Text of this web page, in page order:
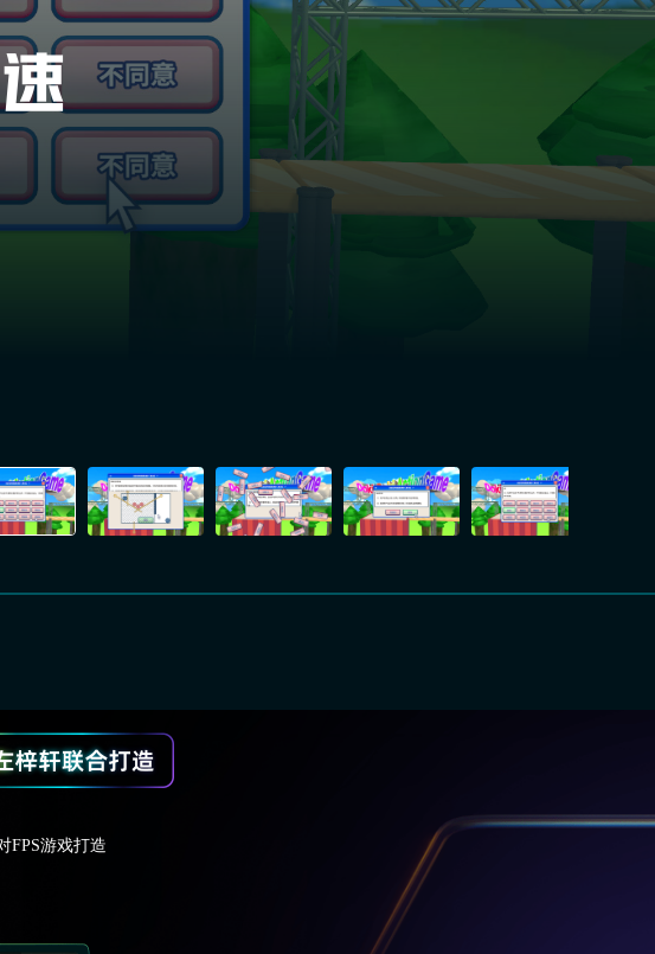
FPS游戏打造